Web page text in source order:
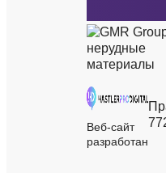
Веб-сайт
разработан